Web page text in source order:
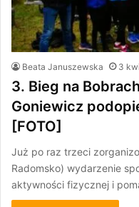
Beata Januszewska 3
3. Bieg na
Goniewicz
[FOTO]
Już po raz trzeci
Radomsko) wydarzenie
aktywności fizycznej i